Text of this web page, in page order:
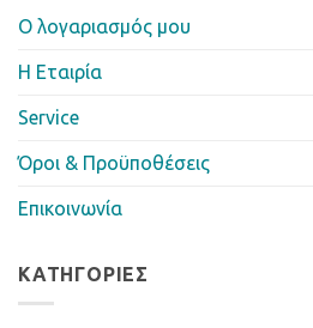
Ο λογαριασμός μου
Η Eταιρία
Service
Όροι & Προϋποθέσεις
Επικοινωνία
ΚΑΤΗΓΟΡΊΕΣ